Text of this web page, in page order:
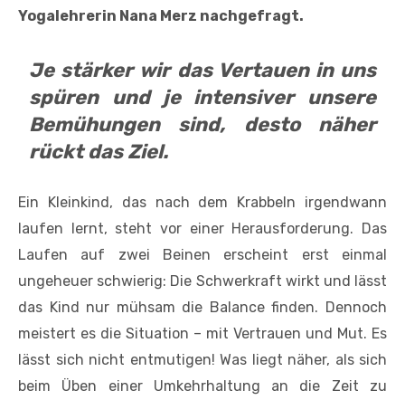
Yogalehrerin Nana Merz nachgefragt.
Je stärker wir das Vertauen in uns
spüren und je intensiver unsere
Bemühungen sind, desto näher
rückt das Ziel.
Ein Kleinkind, das nach dem Krabbeln irgendwann
laufen lernt, steht vor einer Herausforderung. Das
Laufen auf zwei Beinen erscheint erst einmal
ungeheuer schwierig: Die Schwerkraft wirkt und lässt
das Kind nur mühsam die Balance finden. Dennoch
meistert es die Situation – mit Vertrauen und Mut. Es
lässt sich nicht entmutigen! Was liegt näher, als sich
beim Üben einer Umkehrhaltung an die Zeit zu